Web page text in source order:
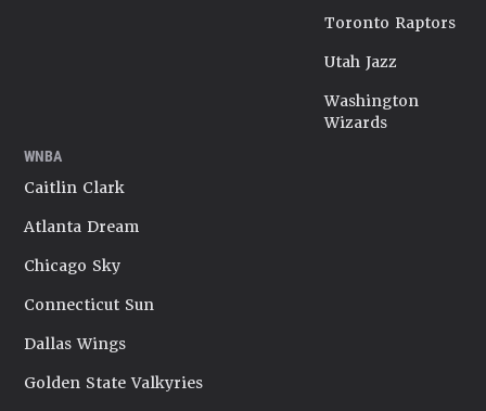
Toronto Raptors
Utah Jazz
Washington
Wizards
WNBA
Caitlin Clark
Atlanta Dream
Chicago Sky
Connecticut Sun
Dallas Wings
Golden State Valkyries